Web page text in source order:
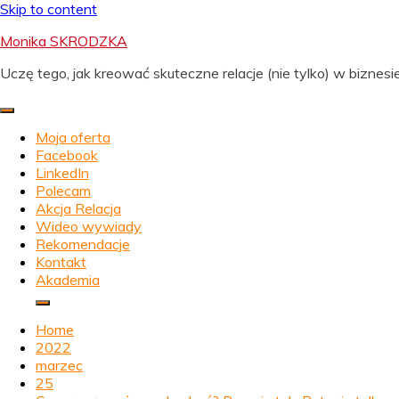
Skip to content
Monika SKRODZKA
Uczę tego, jak kreować skuteczne relacje (nie tylko) w
Moja oferta
Facebook
LinkedIn
Polecam
Akcja Relacja
Wideo wywiady
Rekomendacje
Kontakt
Akademia
Home
2022
marzec
25